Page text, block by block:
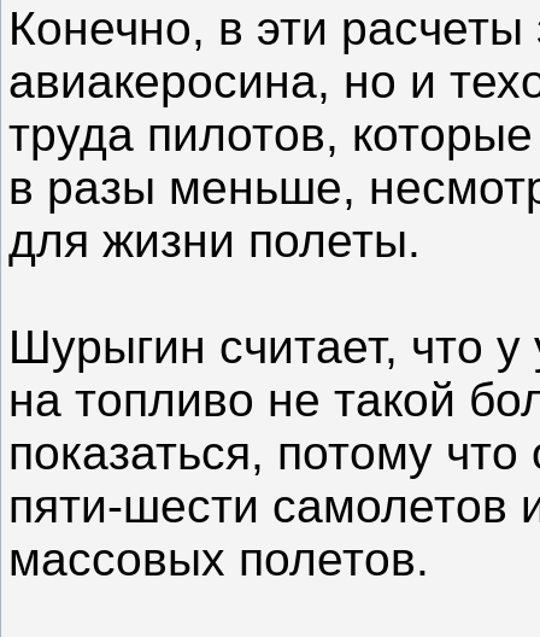
Конечно, в эти
авиакеросина, но и
труда пилотов,
в разы меньше,
для жизни полеты.
Шурыгин считает, что
на топливо не такой
показаться, потому
пяти-шести самолетов
массовых полетов.